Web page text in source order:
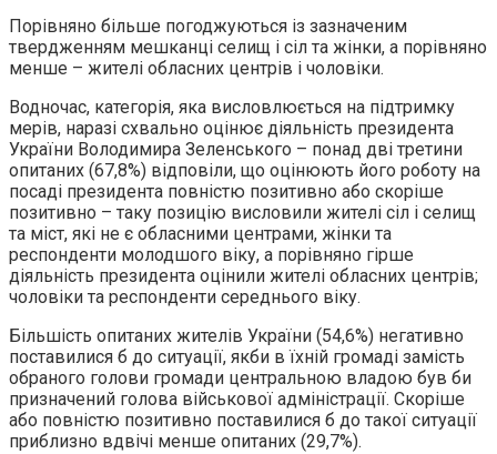
Порівняно більше погоджуються із зазначеним
твердженням мешканці селищ і сіл та жінки, а порівняно
менше – жителі обласних центрів і чоловіки.
Водночас, категорія, яка висловлюється на підтримку
мерів, наразі схвально оцінює діяльність президента
України Володимира Зеленського – понад дві третини
опитаних (67,8%) відповіли, що оцінюють його роботу на
посаді президента повністю позитивно або скоріше
позитивно – таку позицію висловили жителі сіл і селищ
та міст, які не є обласними центрами, жінки та
респонденти молодшого віку, а порівняно гірше
діяльність президента оцінили жителі обласних центрів;
чоловіки та респонденти середнього віку.
Більшість опитаних жителів України (54,6%) негативно
поставилися б до ситуації, якби в їхній громаді замість
обраного голови громади центральною владою був би
призначений голова військової адміністрації. Скоріше
або повністю позитивно поставилися б до такої ситуації
приблизно вдвічі менше опитаних (29,7%).